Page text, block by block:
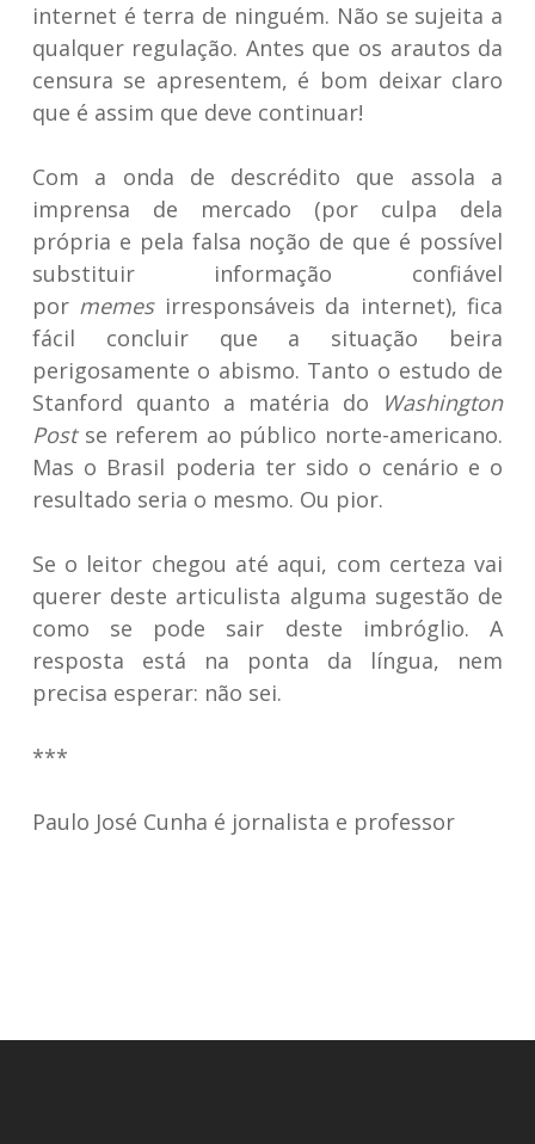
internet é terra de ninguém. Não se sujeita a
qualquer regulação. Antes que os arautos da
censura se apresentem, é bom deixar claro
que é assim que deve continuar!
Com a onda de descrédito que assola a
imprensa de mercado (por culpa dela
própria e pela falsa noção de que é possível
substituir informação confiável
por memesirresponsáveis da internet), fica
fácil concluir que a situação beira
perigosamente o abismo. Tanto o estudo de
Stanford quanto a matéria do
Washington
Postse referem ao público norte-americano.
Mas o Brasil poderia ter sido o cenário e o
resultado seria o mesmo. Ou pior.
Se o leitor chegou até aqui, com certeza vai
querer deste articulista alguma sugestão de
como se pode sair deste imbróglio. A
resposta está na ponta da língua, nem
precisa esperar: não sei.
***
Paulo José Cunha é jornalista e professor